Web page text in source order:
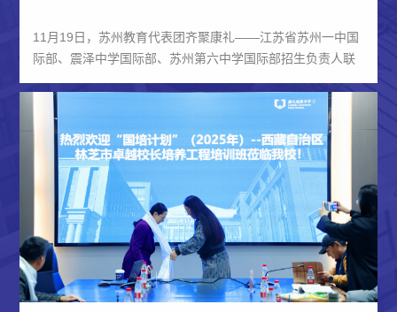
11月19日，苏州教育代表团齐聚康礼——江苏省苏州一中国
际部、震泽中学国际部、苏州第六中学国际部招生负责人联
座...